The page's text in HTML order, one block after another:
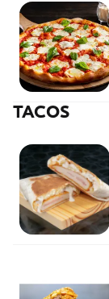
TACOS